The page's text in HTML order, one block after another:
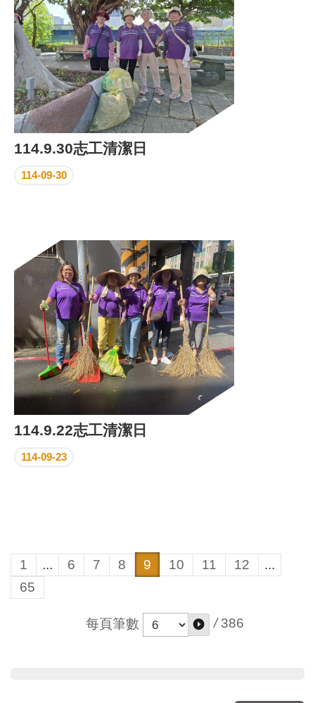
114.9.30志工清潔日
114-09-30
114.9.22志工清潔日
114-09-23
1 ... 6 7 8 9 10 11 12
...
65
每頁筆數 / 386